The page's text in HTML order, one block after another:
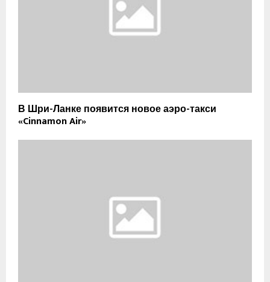
В Шри-Ланке появится новое аэро-такси
«Cinnamon Air»